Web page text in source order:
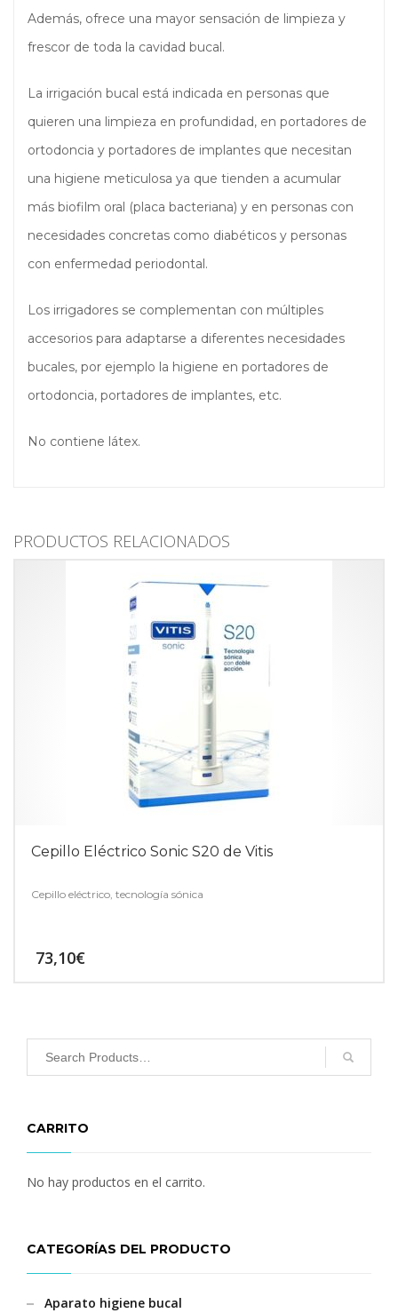
Además, ofrece una mayor sensación de limpieza y
frescor de toda la cavidad bucal.
La irrigación bucal está indicada en personas que
quieren una limpieza en profundidad, en portadores de
ortodoncia y portadores de implantes que necesitan
una higiene meticulosa ya que tienden a acumular
más biofilm oral (placa bacteriana) y en personas con
necesidades concretas como diabéticos y personas
con enfermedad periodontal.
Los irrigadores se complementan con múltiples
accesorios para adaptarse a diferentes necesidades
bucales, por ejemplo la higiene en portadores de
ortodoncia, portadores de implantes, etc.
No contiene látex.
PRODUCTOS RELACIONADOS
Cepillo Eléctrico Sonic S20 de Vitis
Cepillo eléctrico, tecnología sónica
73,10€
CARRITO
No hay productos en el carrito.
CATEGORÍAS DEL PRODUCTO
Aparato higiene bucal